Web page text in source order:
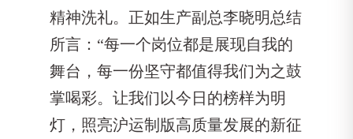
精神洗礼。正如生产副总李晓明总结
所言：“每一个岗位都是展现自我的
舞台，每一份坚守都值得我们为之鼓
掌喝彩。让我们以今日的榜样为明
灯，照亮沪运制版高质量发展的新征